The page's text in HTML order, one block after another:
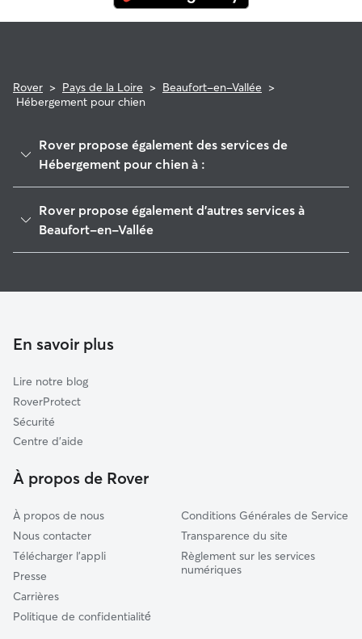
Rover > Pays de la Loire > Beaufort-en-Vallée >
Hébergement pour chien
Rover propose également des services de
Hébergement pour chien à :
Bauné
Corné
Gennes-Val-de-Loire
Saint-Clément-des-Levées
Seiches-sur-le-Loir
Vernantes
Rover propose également d'autres services à
Beaufort-en-Vallée
Promeneur de Chien à Beaufort-en-Vallée
En savoir plus
Lire notre blog
RoverProtect
Sécurité
Centre d'aide
À propos de Rover
À propos de nous
Nous contacter
Télécharger l'appli
Presse
Carrières
Politique de confidentialité́
Conditions Générales de Service
Transparence du site
Règlement sur les services
numériques